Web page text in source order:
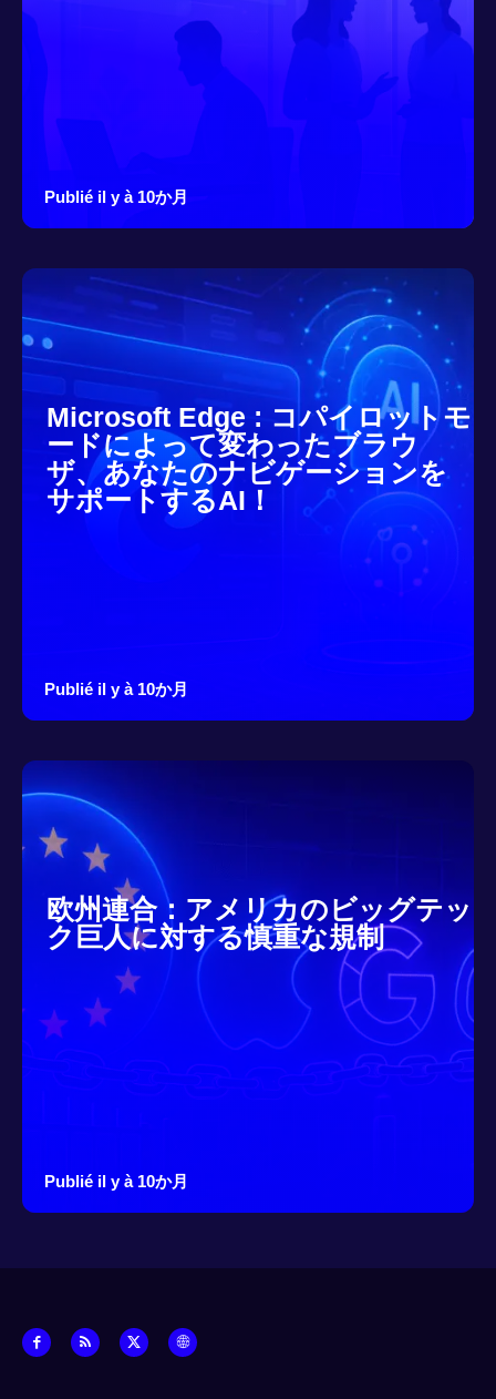
Publié il y à 10か月
Microsoft Edge : コパイロットモ
ードによって変わったブラウ
ザ、あなたのナビゲーションを
サポートするAI！
Publié il y à 10か月
欧州連合：アメリカのビッグテッ
ク巨人に対する慎重な規制
Publié il y à 10か月